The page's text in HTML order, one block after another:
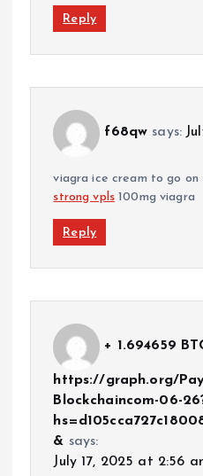
Reply
f68qw says:
viagra ice cream to go on
strong vpls 100mg viagra
Reply
+ 1.694659
https://graph.org/
Blockchaincom-06-
& says:
July 17, 2025 at 2:56